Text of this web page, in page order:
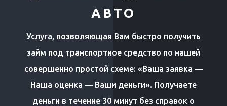
АВТО
Услуга, позволяющая Вам быстро получить
займ под транспортное средство по нашей
совершенно простой схеме: «Ваша заявка —
Наша оценка — Ваши деньги». Получаете
деньги в течение 30 минут без справок о